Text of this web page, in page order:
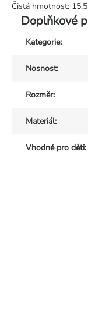
Čistá hmotnost:
Doplňkové
Kategorie:
Nosnost:
Rozměr:
Materiál:
Vhodné pro děti: